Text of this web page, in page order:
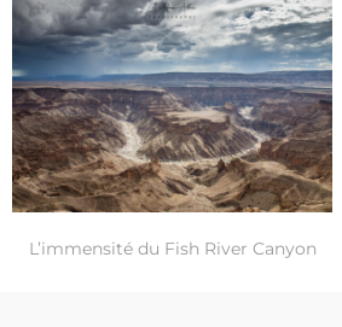
L’immensité du Fish River Canyon